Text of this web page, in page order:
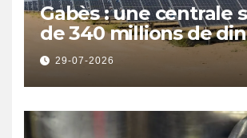
Gabès : une centrale
de 340 millions de
pour renforcer la
énergétique et créer
emplois
29-07-2026